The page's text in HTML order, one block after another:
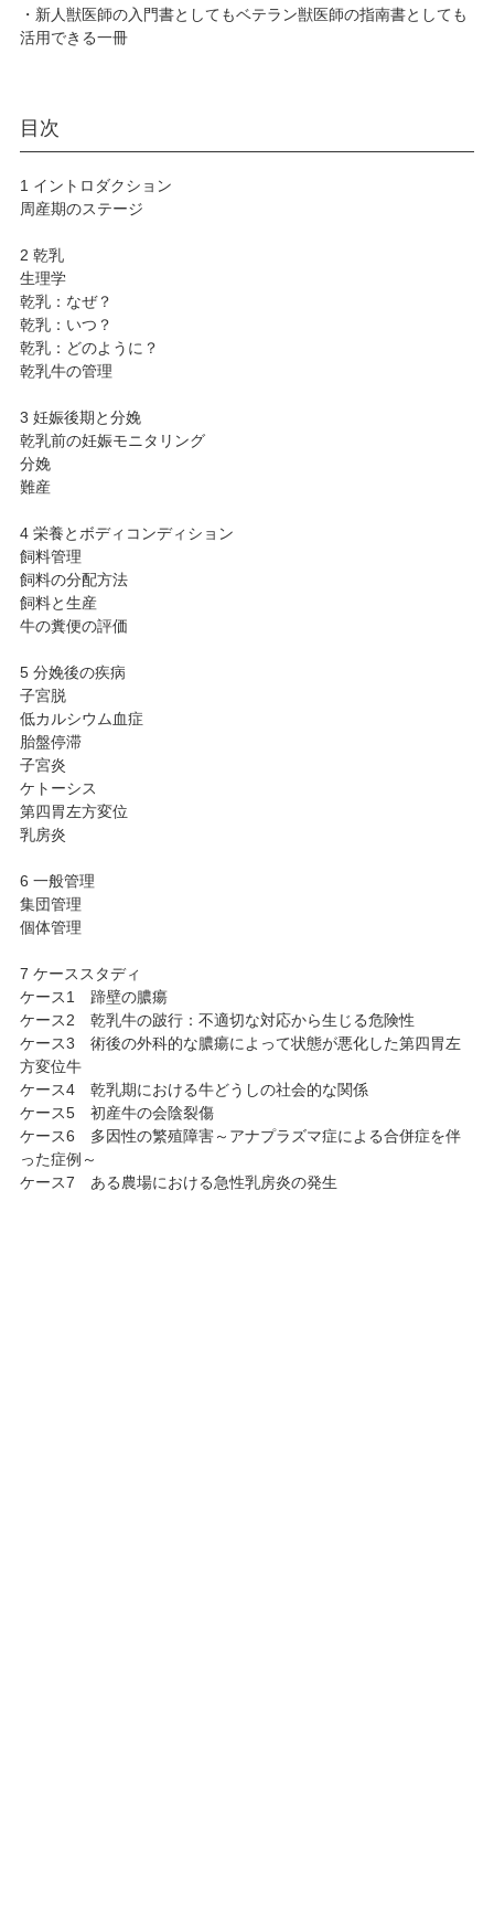
・新人獣医師の入門書としてもベテラン獣医師の指南書としても
活用できる一冊
目次
1 イントロダクション
周産期のステージ
2 乾乳
生理学
乾乳：なぜ？
乾乳：いつ？
乾乳：どのように？
乾乳牛の管理
3 妊娠後期と分娩
乾乳前の妊娠モニタリング
分娩
難産
4 栄養とボディコンディション
飼料管理
飼料の分配方法
飼料と生産
牛の糞便の評価
5 分娩後の疾病
子宮脱
低カルシウム血症
胎盤停滞
子宮炎
ケトーシス
第四胃左方変位
乳房炎
6 一般管理
集団管理
個体管理
7 ケーススタディ
ケース1 蹄壁の膿瘍
ケース2 乾乳牛の跛行：不適切な対応から生じる危険性
ケース3 術後の外科的な膿瘍によって状態が悪化した第四胃左
方変位牛
ケース4 乾乳期における牛どうしの社会的な関係
ケース5 初産牛の会陰裂傷
ケース6 多因性の繁殖障害～アナプラズマ症による合併症を伴
った症例～
ケース7 ある農場における急性乳房炎の発生